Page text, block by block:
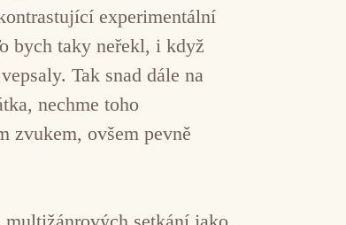
experimentální
bych taky neřekl, i když
Tak snad dále na
nechme toho
zvukem, ovšem pevně